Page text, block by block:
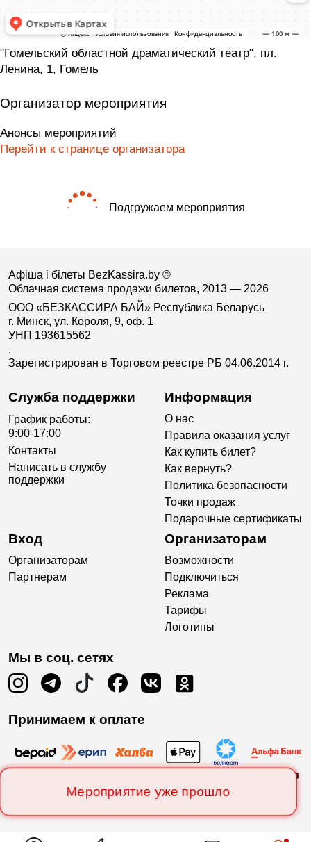
Мероприятие уже прошло
"Гомельский областной драматический театр", пл.
Ленина, 1, Гомель
Организатор мероприятия
Анонсы мероприятий
Перейти к странице организатора
Подгружаем мероприятия
Афіша і білеты BezKassira.by ©
Облачная система продажи билетов, 2013 — 2026
ООО «БЕЗКАССИРА БАЙ» Республика Беларусь
г. Минск, ул. Короля, 9, оф. 1
УНП 193615562
.
Зарегистрирован в Торговом реестре РБ 04.06.2014 г.
Служба поддержки
График работы:
9:00-17:00
Контакты
Написать в службу
поддержки
Информация
О нас
Правила оказания услуг
Как купить билет?
Как вернуть?
Политика безопасности
Точки продаж
Подарочные сертификаты
Вход
Организаторам
Партнерам
Организаторам
Возможности
Подключиться
Реклама
Тарифы
Логотипы
Мы в соц. сетях
Принимаем к оплате